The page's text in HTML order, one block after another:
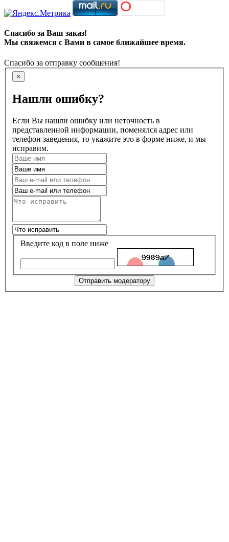
Спасибо за Ваш заказ!
Мы свяжемся с Вами в самое ближайшее время.
Спасибо за отправку сообщения!
×
Нашли ошибку?
Если Вы нашли ошибку или неточность в
представленной информации, поменялся адрес или
телефон заведения, то укажите это в форме ниже, и мы
исправим.
Введите код в поле ниже
Отправить модератору